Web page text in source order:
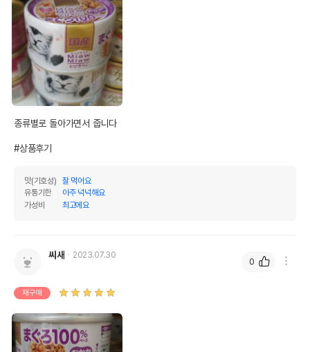
종류별로 돌아가면서 줍니다
#상품후기
맛(기호성)
잘 먹어요
유통기한
아주 넉넉해요
가성비
최고에요
씨새 2023.07.30
재구매
0